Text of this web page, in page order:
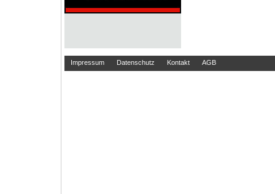
Impressum Datenschutz Kontakt AGB